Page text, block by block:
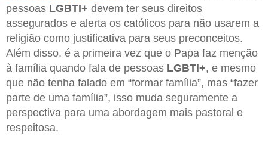
pessoas LGBTI+ devem ter seus direitos
assegurados e alerta os católicos para não usarem a
religião como justificativa para seus preconceitos.
Além disso, é a primeira vez que o Papa faz menção
à família quando fala de pessoas LGBTI+, e mesmo
que não tenha falado em “formar família”, mas “fazer
parte de uma família”, isso muda seguramente a
perspectiva para uma abordagem mais pastoral e
respeitosa.